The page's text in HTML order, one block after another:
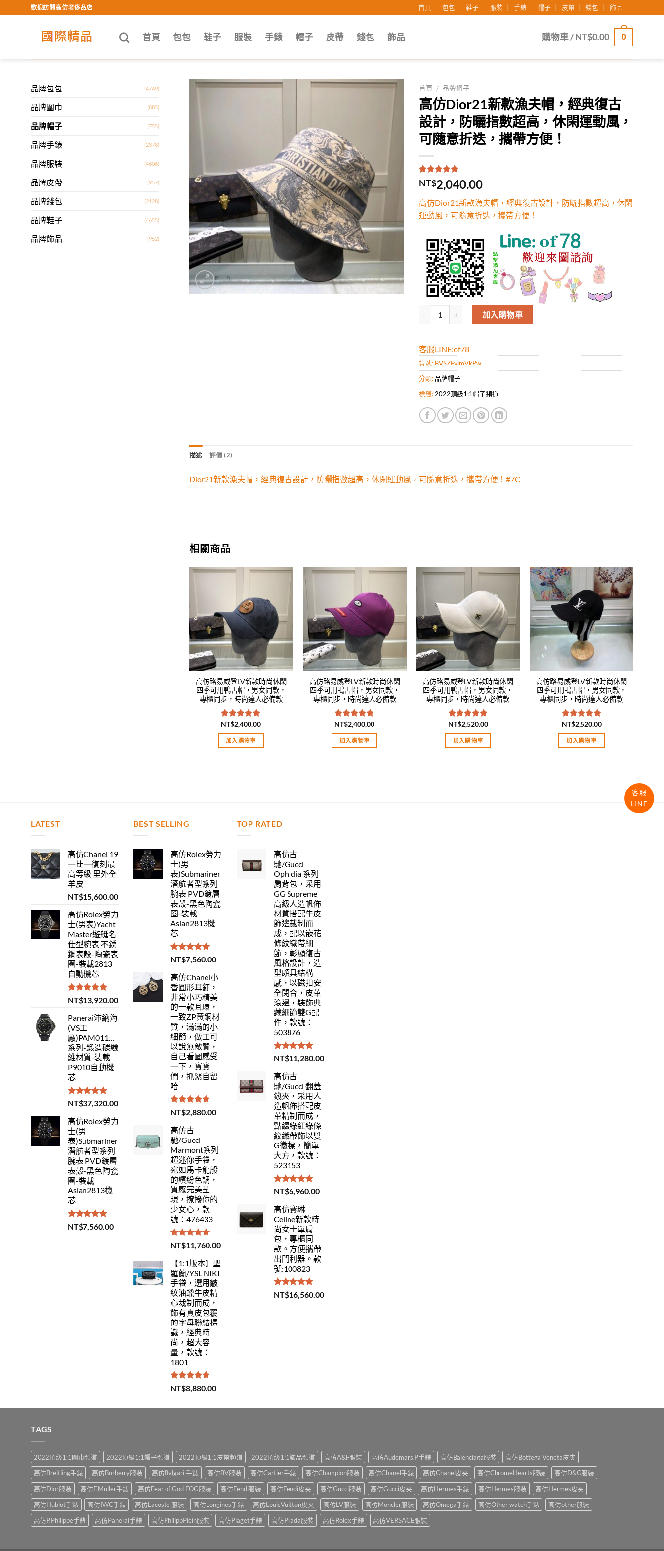
to
歡迎訪問高仿奢侈品店 首頁 包包 鞋子 服裝 手錶 帽子 皮帶 錢包 飾品
首頁 包包 鞋子 服裝 手錶 帽子 皮帶 錢包 飾品 購物車 /NT$0.00 0
品牌包包 (4749)
品牌圍巾 (885)
品牌帽子 (755)
品牌手錶 (2378)
品牌服裝 (4606)
品牌皮帶 (957)
品牌錢包 (2128)
品牌鞋子 (4655)
品牌飾品 (952)
首頁 / 品牌帽子
高仿Dior21新款漁夫帽，經典復古
設計，防曬指數超高，休閑運動風，
可隨意折迭，攜帶方便！
評分5.00 /
5，已有
2
位
分
NT$2,040.00
高仿Dior21新款漁夫帽，經典復古設計，防曬指數超高，休閑
運動風，可隨意折迭，攜帶方便！
高仿Dior21新款漁夫帽，經典復古設計，防曬指數超高，休閑運動風，可隨意
加入購物車
客服LINE:of78
貨號: BVSZFvimVkPw
分類: 品牌帽子
標籤: 2022頂級1:1帽子頻道
描述 評價 (2)
Dior21新款漁夫帽，經典復古設計，防曬指數超高，休閑運動風，可隨意折迭，攜帶方便！#7C
相關商品
wishlist
高仿路易威登LV新款時尚休閑
四季可用鴨舌帽，男女同款，
專櫃同步，時尚達人必備款
評分5.00
滿分 5
NT$2,400.00
加入購物車
Add to
wishlist
高仿路易威登LV新款時尚休閑
四季可用鴨舌帽，男女同款，
專櫃同步，時尚達人必備款
評分5.00
滿分 5
NT$2,400.00
加入購物車
Add to
wishlist
高仿路易威登LV新款時尚休閑
四季可用鴨舌帽，男女同款，
專櫃同步，時尚達人必備款
評分5.00
滿分 5
NT$2,520.00
加入購物車
Add to
wishlist
高仿路易威登LV新款時尚休閑
四季可用鴨舌帽，男女同款，
專櫃同步，時尚達人必備款
評分5.00
滿分 5
NT$2,520.00
加入購物車
LATEST
高仿Chanel 19
一比一復刻最
高等級 里外全
羊皮
NT$15,600.00
高仿Rolex勞力
士(男表)Yacht
Master遊艇名
仕型腕表 不銹
鋼表殼-陶瓷表
圈-裝載2813
自動機芯
評分5.00
滿分 5
NT$13,920.00
Panerai沛納海
(VS工
廠)PAM01118Luminor
系列-鍛造碳纖
維材質-裝載
P9010自動機
芯
評分5.00
滿分 5
NT$37,320.00
高仿Rolex勞力
士(男
表)Submariner
潛航者型系列
腕表 PVD鍍層
表殼-黑色陶瓷
圈-裝載
Asian2813機
芯
評分 5.00
滿分 5
NT$7,560.00
BEST SELLING
高仿Rolex勞力
士(男
表)Submariner
潛航者型系列
腕表 PVD鍍層
表殼-黑色陶瓷
圈-裝載
Asian2813機
芯
評分 5.00
滿分 5
NT$7,560.00
高仿Chanel小
香圓形耳釘，
非常小巧精美
的一款耳環，
一致ZP黃銅材
質，滿滿的小
細節，做工可
以說無敵贊，
自己看圖感受
一下，寶寶
們，抓緊自留
哈
評分 5.00
滿分 5
NT$2,880.00
高仿古
馳/Gucci
Marmont系列
超迷你手袋，
宛如馬卡龍般
的繽紛色調，
質感完美呈
現，撩撥你的
少女心，款
號：476433
評分5.00
滿分 5
NT$11,760.00
【1:1版本】聖
羅蘭/YSL NIKI
手袋，選用皺
紋油蠟牛皮精
心裁制而成，
飾有真皮包覆
的字母聯結標
識，經典時
尚，超大容
量，款號：
1801
評分 5.00
滿分 5
NT$8,880.00
TOP RATED
高仿古
馳/Gucci
Ophidia 系列
肩背包，采用
GG Supreme
高級人造帆佈
材質搭配牛皮
飾邊裁制而
成，配以嵌花
條紋織帶細
節，彰顯復古
風格設計，造
型頗具結構
感，以磁扣安
全閉合，皮革
滾邊，裝飾典
藏細節雙G配
件，款號：
503876
評分5.00
滿分 5
NT$11,280.00
高仿古
馳/Gucci 翻蓋
錢夾，采用人
造帆佈搭配皮
革精制而成，
點綴綠紅綠條
紋織帶飾以雙
G徽標，簡單
大方，款號：
523153
評分5.00
滿分 5
NT$6,960.00
高仿賽琳
Celine新款時
尚女士單肩
包，專櫃同
款。方便攜帶
出門利器。款
號:100823
評分5.00
滿分 5
NT$16,560.00
TAGS
2022頂級1:1圍巾頻道 2022頂級1:1帽子頻道 2022頂級1:1皮帶頻道 2022頂級1:1飾品頻道 高仿A&F服裝 高仿Audemars.P手錶 高仿Balenciaga服裝
高仿Bottega Veneta皮夹
高仿Breitling手錶
高仿Burberry服裝 高仿Bvlgari 手錶 高仿BV服裝 高仿Cartier手錶 高仿Champion服裝 高仿Chanel手錶 高仿Chanel皮夹 高仿ChromeHearts服裝
高仿D&G服裝
高仿Dior服裝
高仿F.Muller手錶 高仿Fear of God FOG服裝 高仿Fendi服裝 高仿Fendi皮夹 高仿Gucci服裝 高仿Gucci皮夹 高仿Hermes手錶 高仿Hermes服裝
高仿Hermes皮夹
高仿Hublot手錶
高仿IWC手錶 高仿Lacoste 服裝 高仿Longines手錶 高仿LouisVuitton皮夹 高仿LV服裝 高仿Moncler服裝 高仿Omega手錶 高仿Other watch手錶
高仿other服裝
高仿P.Philippe手錶
高仿Panerai手錶 高仿PhilippPlein服裝 高仿Piaget手錶 高仿Prada服裝 高仿Rolex手錶 高仿VERSACE服裝
客服
LINE